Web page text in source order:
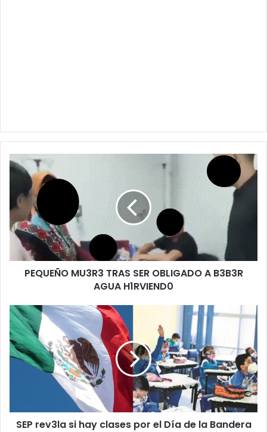
PEQUEÑO
MU3R3
TRAS
SER
OBLIGADO
A
B3B3R
AGUA
H1RVIEND0
PEQUEÑO MU3R3 TRAS SER OBLIGADO A B3B3R
AGUA H1RVIEND0
SEP
rev3la
si
hay
clases
de
SEP rev3la si hay clases por el Día de la Bandera